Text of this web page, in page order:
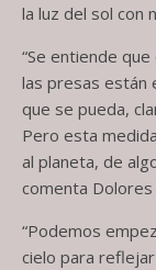
la luz del sol con
“Se entiende
las presas están
que se pueda,
Pero esta
al planeta, de
comenta Dolores
“Podemos
cielo para